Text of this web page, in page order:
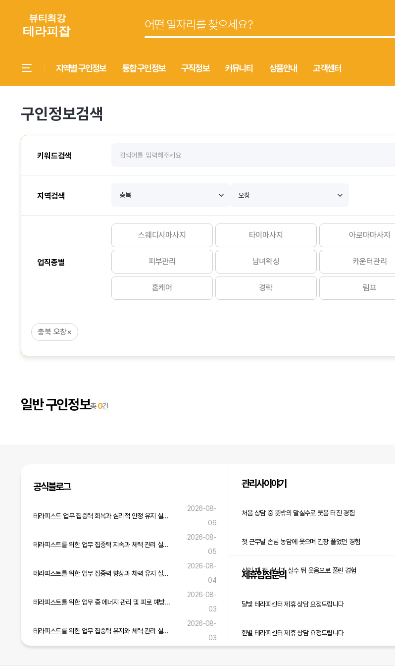
지역별 구인정보 통합 구인정보 구직정보 커뮤니티 상품안내 고객센터
구인정보검색
키워드검색
지역검색
업직종별
스웨디시마사지 타이마사지 아로마마사지
피부관리 남녀왁싱 카운터관리
홈케어 경락 림프
충북 오창×
일반 구인정보총0건
공식블로그
테라피스트 업무 집중력 회복과 심리적 안정 유지 실무 전략
2026-08-
06
테라피스트를 위한 업무 집중력 지속과 체력 관리 실무 노하우
2026-08-
05
테라피스트를 위한 업무 집중력 향상과 체력 유지 실무 가이드
2026-08-
04
테라피스트를 위한 업무 중 에너지 관리 및 피로 예방 실무 가이드
2026-08-
03
테라피스트를 위한 업무 집중력 유지와 체력 관리 실무 전략
2026-08-
03
관리사이야기
처음 상담 중 뜻밖의 말실수로 웃음 터진 경험
첫 근무날 손님 농담에 웃으며 긴장 풀었던 경험
신입 때 첫 손님과 실수 뒤 웃음으로 풀린 경험
제휴입점문의
달빛 테라피센터 제휴 상담 요청드립니다
한별 테라피센터 제휴 상담 요청드립니다